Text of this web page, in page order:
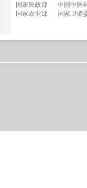
国家民政部
中国中医
国家农业部
国家卫健